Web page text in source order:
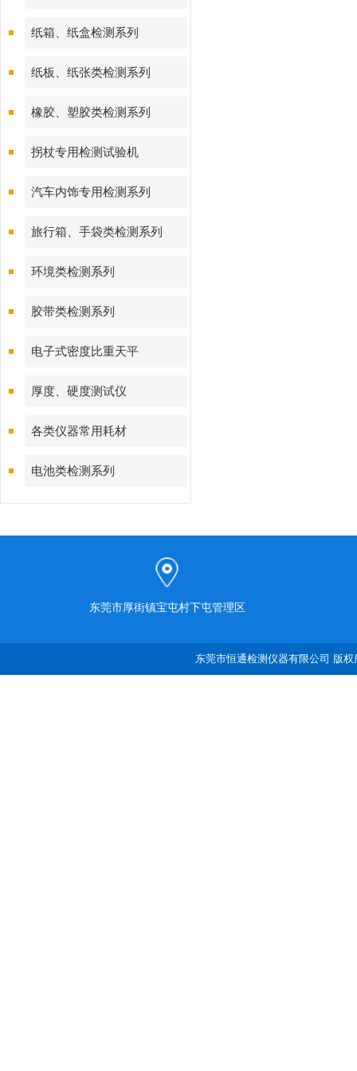
纸箱、纸盒检测系列
纸板、纸张类检测系列
橡胶、塑胶类检测系列
拐杖专用检测试验机
汽车内饰专用检测系列
旅行箱、手袋类检测系列
环境类检测系列
胶带类检测系列
电子式密度比重天平
厚度、硬度测试仪
各类仪器常用耗材
电池类检测系列
东莞市厚街镇宝屯村下屯管理区
东莞市恒通检测仪器有限公司 版